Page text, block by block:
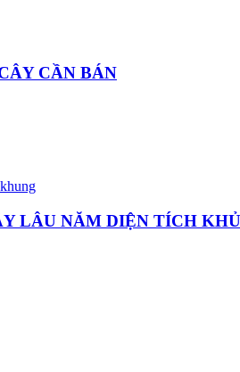
CẦN BÁN
LÂU NĂM DIỆN TÍCH